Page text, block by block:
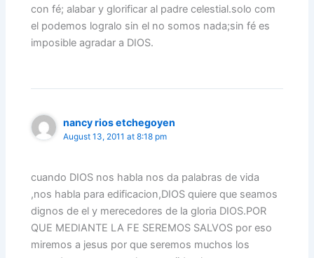
con fé; alabar y glorificar al padre celestial.solo com
el podemos logralo sin el no somos nada;sin fé es
imposible agradar a DIOS.
nancy rios etchegoyen
August 13, 2011 at 8:18 pm
cuando DIOS nos habla nos da palabras de vida
,nos habla para edificacion,DIOS quiere que seamos
dignos de el y merecedores de la gloria DIOS.POR
QUE MEDIANTE LA FE SEREMOS SALVOS por eso
miremos a jesus por que seremos muchos los